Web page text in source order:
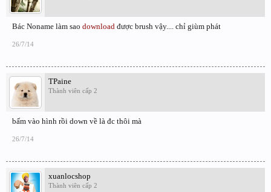
Bác Noname làm sao download được brush vậy.... chỉ giùm phát
26/7/14
TPaine
Thành viên cấp 2
bấm vào hình rồi down về là đc thôi mà
26/7/14
xuanlocshop
Thành viên cấp 2